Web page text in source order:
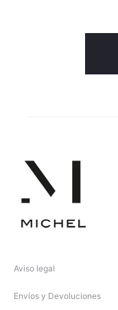
Aviso legal
Envíos y Devoluciones